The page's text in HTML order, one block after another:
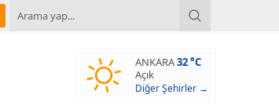
ANKARA32 °C
Açık
Diğer Şehirler →